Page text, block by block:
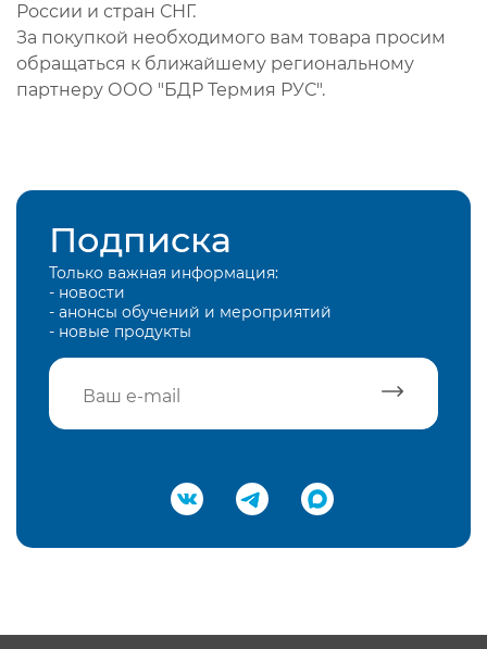
России и стран СНГ.
За покупкой необходимого вам товара просим
обращаться к ближайшему региональному
партнеру ООО "БДР Термия РУС".
Подписка
Только важная информация:
- новости
- анонсы обучений и мероприятий
- новые продукты
Подтвердить e-mail